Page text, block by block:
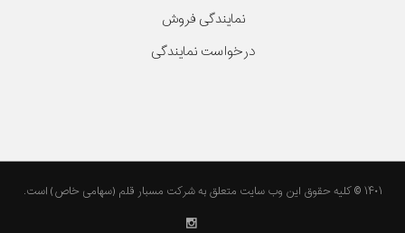
نمایندگی فروش
درخواست نمایندگی
۱۴۰۱ © کلیه حقوق این وب سایت متعلق به شرکت مسبار قلم (سهامی خاص) است.